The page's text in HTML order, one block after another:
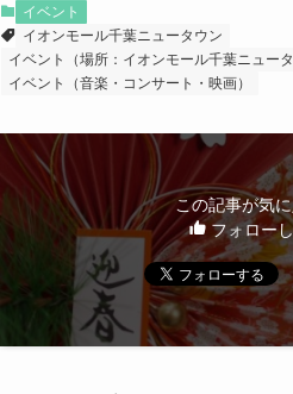
イベント
イオンモール千葉ニュータウン
イベント（場所：イオンモール千葉ニュータ
イベント（音楽・コンサート・映画）
この記事が気
フォロー